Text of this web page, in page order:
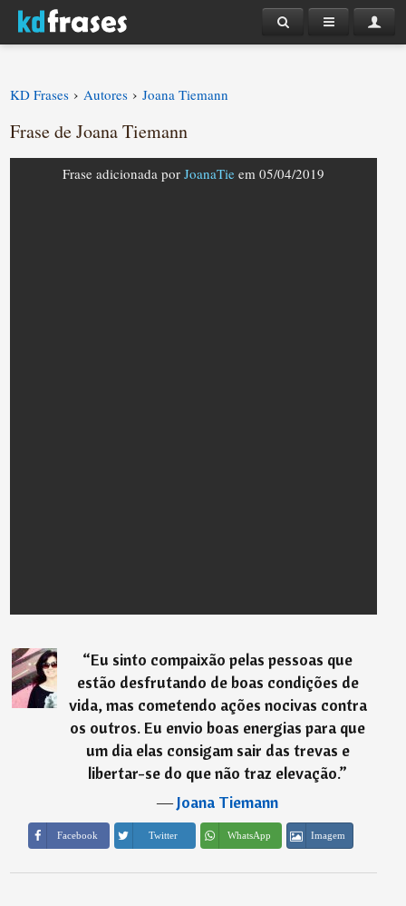
KD Frases › Autores › Joana Tiemann
Frase de Joana Tiemann
Frase adicionada por JoanaTieem 05/04/2019
“Eu sinto compaixão pelas pessoas que
estão desfrutando de boas condições de
vida, mas cometendo ações nocivas contra
os outros. Eu envio boas energias para que
um dia elas consigam sair das trevas e
libertar-se do que não traz elevação.”
―Joana Tiemann
Facebook Twitter WhatsApp Imagem